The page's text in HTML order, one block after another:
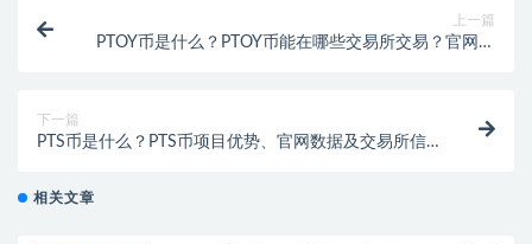
上一篇
PTOY币是什么？PTOY币能在哪些交易所交易？官网及
下一篇
PTS币是什么？PTS币项目优势、官网数据及交易所信
相关文章